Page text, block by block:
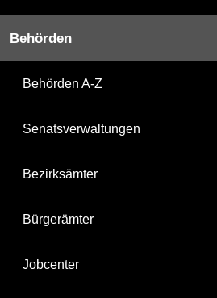
Behörden
Behörden A-Z
Senatsverwaltungen
Bezirksämter
Bürgerämter
Jobcenter